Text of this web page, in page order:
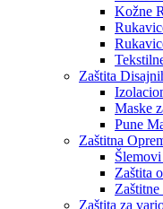
Kožne
Zaštita
Maske
Pune
Zaštitna
Zaštita
Zaštita za